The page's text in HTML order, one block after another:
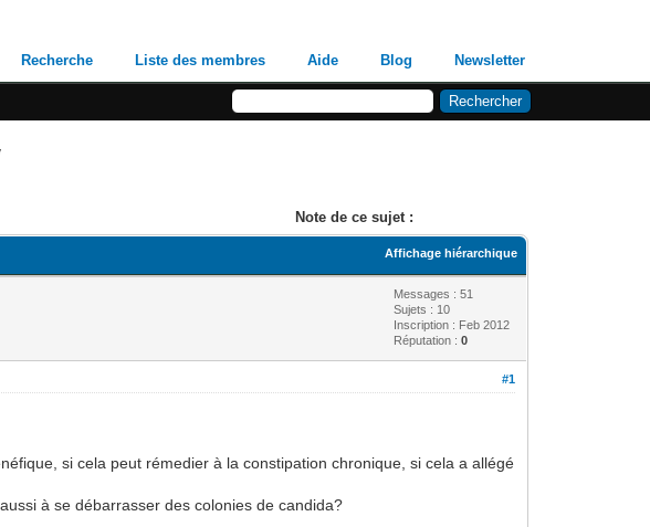
Recherche Liste des membres Aide Blog Newsletter
Note de ce sujet :
Affichage hiérarchique
Messages : 51
Sujets : 10
Inscription : Feb 2012
Réputation :0
#1
si cela peut rémedier à la constipation chronique, si cela a allégé
à se débarrasser des colonies de candida?